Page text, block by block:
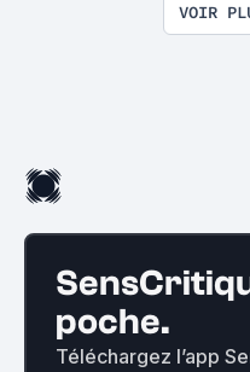
VOIR
poche.
Téléchargez l’app